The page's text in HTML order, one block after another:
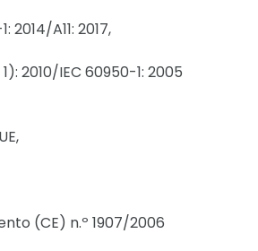
2014/A11: 2017,
2010/IEC 60950-1: 2005
(CE) n.º 1907/2006